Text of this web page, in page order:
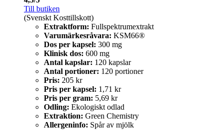
Till butiken
(Svenskt Kosttillskott)
Extraktform: Fullspektrumextrakt
Varumärkesråvara: KSM66®
Dos per kapsel: 300 mg
Klinisk dos: 600 mg
Antal kapslar: 120 kapslar
Antal portioner: 120 portioner
Pris: 205 kr
Pris per kapsel: 1,71 kr
Pris per gram: 5,69 kr
Odling: Ekologiskt odlad
Extraktion: Green Chemistry
Allergeninfo: Spår av mjölk